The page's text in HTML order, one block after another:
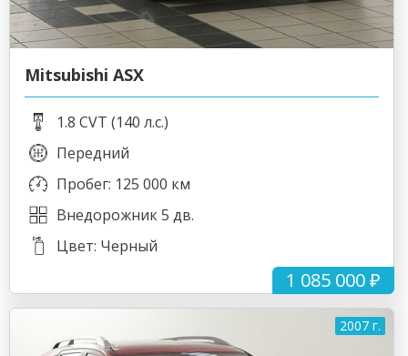
1 085 000 ₽
Mitsubishi ASX
1.8 CVT (140 л.с.)
Передний
Пробег: 125 000 км
Внедорожник 5 дв.
Цвет: Черный
2007 г.